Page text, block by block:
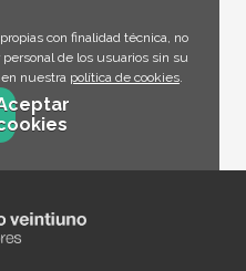
con finalidad técnica, no
de los usuarios sin su
nuestra política de cookies.